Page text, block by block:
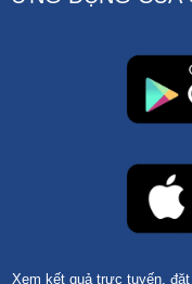
Xem kết quả trực tuyến,